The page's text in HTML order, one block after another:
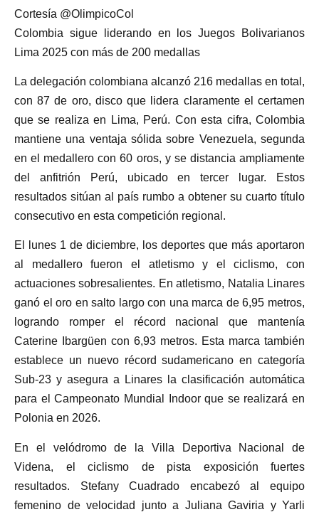
Cortesía @OlimpicoCol
Colombia sigue liderando en los Juegos Bolivarianos
Lima 2025 con más de 200 medallas
La delegación colombiana alcanzó 216 medallas en total,
con 87 de oro, disco que lidera claramente el certamen
que se realiza en Lima, Perú. Con esta cifra, Colombia
mantiene una ventaja sólida sobre Venezuela, segunda
en el medallero con 60 oros, y se distancia ampliamente
del anfitrión Perú, ubicado en tercer lugar. Estos
resultados sitúan al país rumbo a obtener su cuarto título
consecutivo en esta competición regional.
El lunes 1 de diciembre, los deportes que más aportaron
al medallero fueron el atletismo y el ciclismo, con
actuaciones sobresalientes. En atletismo, Natalia Linares
ganó el oro en salto largo con una marca de 6,95 metros,
logrando romper el récord nacional que mantenía
Caterine Ibargüen con 6,93 metros. Esta marca también
establece un nuevo récord sudamericano en categoría
Sub-23 y asegura a Linares la clasificación automática
para el Campeonato Mundial Indoor que se realizará en
Polonia en 2026.
En el velódromo de la Villa Deportiva Nacional de
Videna, el ciclismo de pista exposición fuertes
resultados. Stefany Cuadrado encabezó al equipo
femenino de velocidad junto a Juliana Gaviria y Yarli